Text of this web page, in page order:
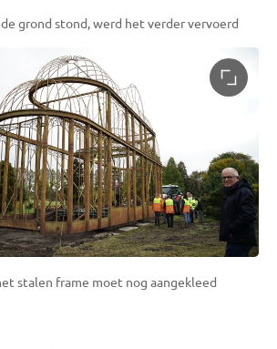
grond stond, werd het verder vervoerd
stalen frame moet nog aangekleed